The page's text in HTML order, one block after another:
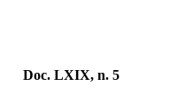
Doc. LXIX, n. 5